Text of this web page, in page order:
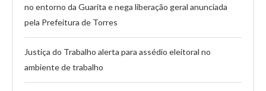
no entorno da Guarita e nega liberação geral anunciada
pela Prefeitura de Torres
Justiça do Trabalho alerta para assédio eleitoral no
ambiente de trabalho